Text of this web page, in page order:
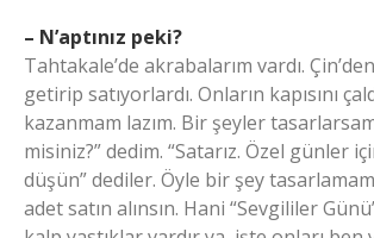
– N’aptınız peki?
Tahtakale’de akrabalarım vardı.
getirip satıyorlardı. Onların kapısını
kazanmam lazım. Bir şeyler
misiniz?” dedim. “Satarız. Özel günler
düşün” dediler. Öyle bir şey tasarlamam
adet satın alınsın. Hani “Sevgililer